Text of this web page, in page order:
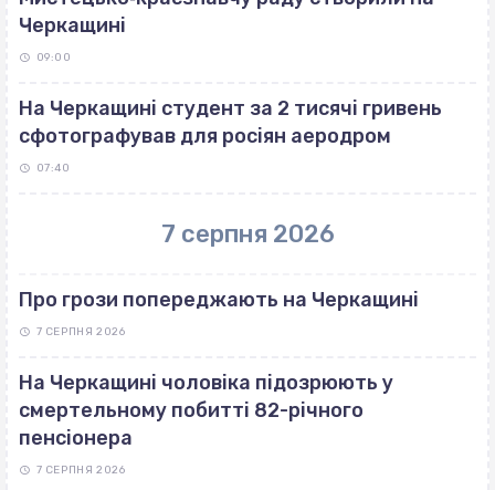
Черкащині
09:00
На Черкащині студент за 2 тисячі гривень
сфотографував для росіян аеродром
07:40
7 серпня 2026
Про грози попереджають на Черкащині
7 СЕРПНЯ 2026
На Черкащині чоловіка підозрюють у
смертельному побитті 82-річного
пенсіонера
7 СЕРПНЯ 2026